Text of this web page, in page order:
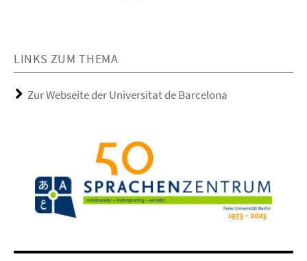
LINKS ZUM THEMA
Zur Webseite der Universitat de Barcelona